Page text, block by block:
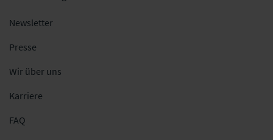
Newsletter
Presse
Wir über uns
Karriere
FAQ